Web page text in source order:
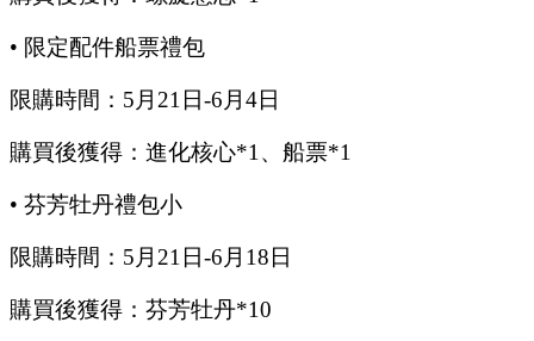
• 限定配件船票禮包
限購時間： 5 月 21 日-6 月 4日
購買後獲得：進化核心*1、船票*1
• 芬芳牡丹禮包小
限購時間： 5 月 21 日-6 月 18 日
購買後獲得：芬芳牡丹*10